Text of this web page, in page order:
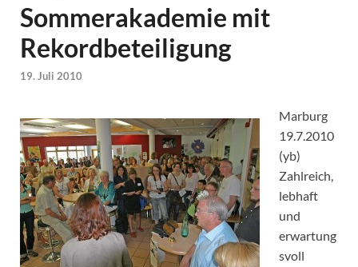
Sommerakademie mit
Rekordbeteiligung
19. Juli 2010
Marburg
19.7.2010
(yb)
Zahlreich,
lebhaft
und
erwartung
svoll